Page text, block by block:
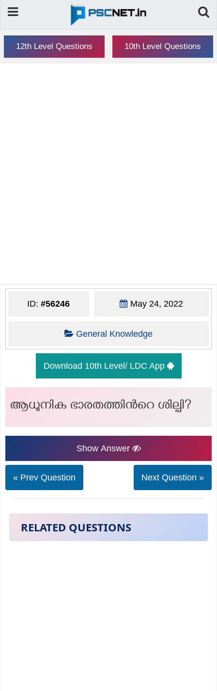
12th Level Questions 10th Level Questions
ID:#56246 May 24, 2022
General Knowledge
Download 10th Level/ LDC App
ആധുനിക ഭാരതത്തിൻറെ ശില്പി?
Show Answer
« Prev Question Next Question »
RELATED QUESTIONS